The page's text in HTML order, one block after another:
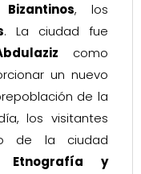
Bizantinos, los
. La ciudad fue
como
un nuevo
de la
los visitantes
de la ciudad
Etnografía y